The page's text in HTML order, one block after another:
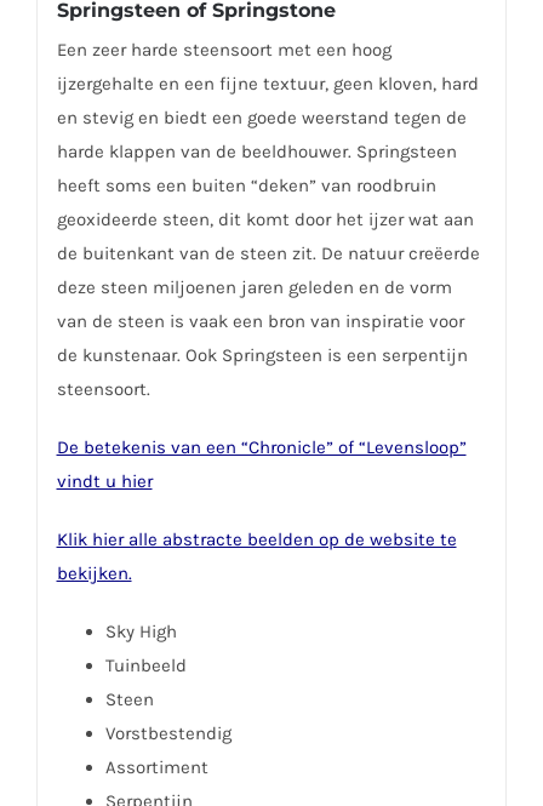
Springsteen of Springstone
Een zeer harde steensoort met een hoog
ijzergehalte en een fijne textuur, geen kloven, hard
en stevig en biedt een goede weerstand tegen de
harde klappen van de beeldhouwer. Springsteen
heeft soms een buiten “deken” van roodbruin
geoxideerde steen, dit komt door het ijzer wat aan
de buitenkant van de steen zit. De natuur creëerde
deze steen miljoenen jaren geleden en de vorm
van de steen is vaak een bron van inspiratie voor
de kunstenaar. Ook Springsteen is een serpentijn
steensoort.
De betekenis van een “Chronicle” of “Levensloop”
vindt u hier
Klik hier alle abstracte beelden op de website te
bekijken.
Sky High
Tuinbeeld
Steen
Vorstbestendig
Assortiment
Serpentijn